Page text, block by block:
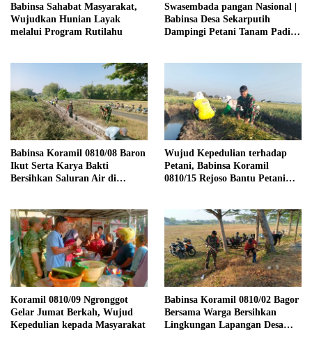
Babinsa Sahabat Masyarakat,
Wujudkan Hunian Layak
melalui Program Rutilahu
Swasembada pangan Nasional |
Babinsa Desa Sekarputih
Dampingi Petani Tanam Padi,
Babinsa Koramil 0810/08 Baron
Ikut Serta Karya Bakti
Bersihkan Saluran Air di
Wujud Kepedulian terhadap
Petani, Babinsa Koramil
0810/15 Rejoso Bantu Petani
Koramil 0810/09 Ngronggot
Gelar Jumat Berkah, Wujud
Kepedulian kepada Masyarakat
Babinsa Koramil 0810/02 Bagor
Bersama Warga Bersihkan
Lingkungan Lapangan Desa